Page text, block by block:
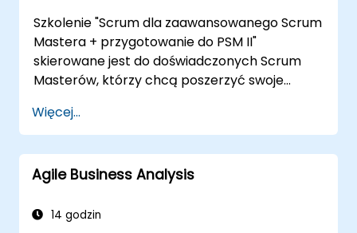
poprzez zapewnienie, że rozwiązania
wprowadzone są trafne, wykonalne i w pełni
odpowiadające wymaganiom biznesowym.
Szkolenie "Scrum dla zaawansowanego Scrum
Mastera + przygotowanie do PSM II"
skierowane jest do doświadczonych Scrum
Masterów, którzy chcą poszerzyć swoje
Scrum oraz stać się prawdziwymi liderami w
podejściu agile. Kurs obejmuje interpretację
Scrum Guide zgodnie z wizją Scrum.org, co jest
kluczowe w kontekście egzaminu PSM II.
temat kompleksowości, podejścia
Więcej...
Agile Business Analysis
14 godzin